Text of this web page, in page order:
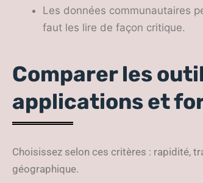
Les données communautaires
faut les lire de façon critique.
Comparer les
applications et
Choisissez selon ces critères : rapidité,
géographique.